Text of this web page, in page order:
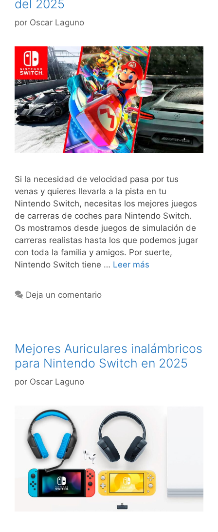
del 2025
por Oscar Laguno
Si la necesidad de velocidad pasa por tus
venas y quieres llevarla a la pista en tu
Nintendo Switch, necesitas los mejores juegos
de carreras de coches para Nintendo Switch.
Os mostramos desde juegos de simulación de
carreras realistas hasta los que podemos jugar
con toda la familia y amigos. Por suerte,
Nintendo Switch tiene … Leer más
Deja un comentario
Mejores Auriculares inalámbricos
para Nintendo Switch en 2025
por Oscar Laguno